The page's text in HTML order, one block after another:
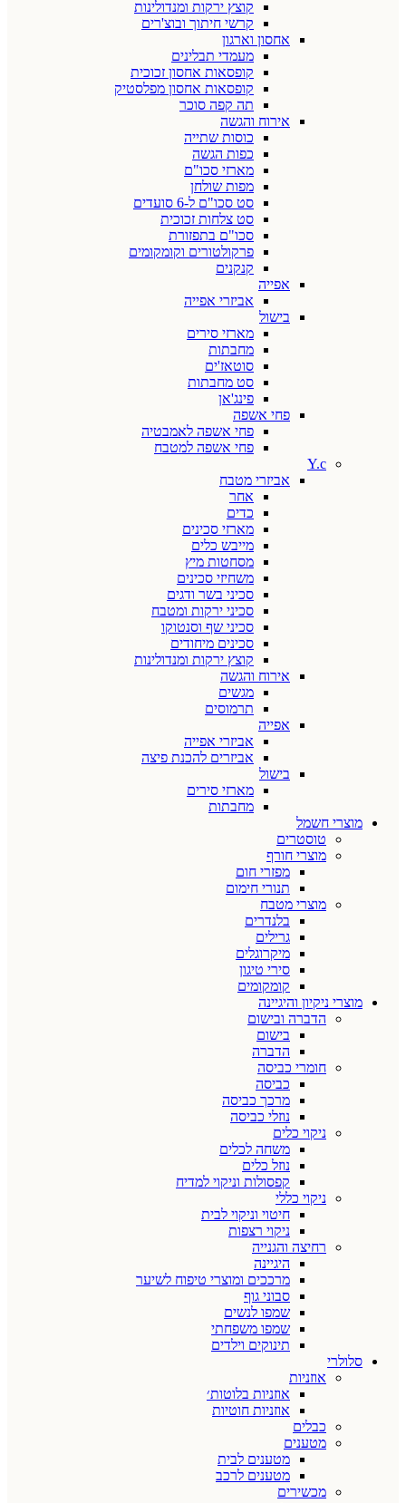
קוצץ ירקות ומנדולינות
קרשי חיתוך ובוצ'רים
אחסון וארגון
מעמדי תבלינים
קופסאות אחסון זכוכית
קופסאות אחסון מפלסטיק
תה קפה סוכר
אירוח והגשה
כוסות שתייה
כפות הגשה
מארזי סכו"ם
מפות שולחן
סט סכו"ם ל-6 סועדים
סט צלחות זכוכית
סכו"ם בתפזורת
פרקולטורים וקומקומים
קנקנים
אפייה
אביזרי אפייה
בישול
מארזי סירים
מחבתות
סוטאז'ים
סט מחבתות
פינג'אן
פחי אשפה
פחי אשפה לאמבטיה
פחי אשפה למטבח
Y.c
אביזרי מטבח
אחר
כדים
מארזי סכינים
מייבש כלים
מסחטות מיץ
משחיזי סכינים
סכיני בשר ודגים
סכיני ירקות ומטבח
סכיני שף וסנטוקו
סכינים מיחודים
קוצץ ירקות ומנדולינות
אירוח והגשה
מגשים
תרמוסים
אפייה
אביזרי אפייה
אביזרים להכנת פיצה
בישול
מארזי סירים
מחבתות
מוצרי חשמל
טוסטרים
מוצרי חורף
מפזרי חום
תנורי חימום
מוצרי מטבח
בלנדרים
גרילים
מיקרוגלים
סירי טיגון
קומקומים
מוצרי ניקיון והיגיינה
הדברה ובישום
בישום
הדברה
חומרי כביסה
כביסה
מרכך כביסה
נוזלי כביסה
ניקוי כלים
משחה לכלים
נוזל כלים
קפסולות וניקוי למדיח
ניקוי כללי
חיטוי וניקוי לבית
ניקוי רצפות
רחיצה והגנייה
היגיינה
מרככים ומוצרי טיפוח לשיער
סבוני גוף
שמפו לנשים
שמפו משפחתי
תינוקים וילדים
סלולרי
אוזניות
אוזניות בלוטות׳
אוזניות חוטיות
כבלים
מטענים
מטענים לבית
מטענים לרכב
מכשירים